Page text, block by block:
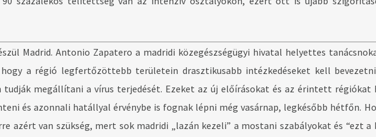
Madrid. Antonio Zapatero a madridi közegészségügyi hivatal helyettes
a régió legfertőzöttebb területein drasztikusabb intézkedéseket kell
tudják megállítani a vírus terjedését. Ezeket az új előírásokat és az érintett régiókat
és azonnali hatállyal érvénybe is fognak lépni még vasárnap, legkésőbb hétfőn.
azért van szükség, mert sok madridi „lazán kezeli” a mostani szabályokat és “ezt a